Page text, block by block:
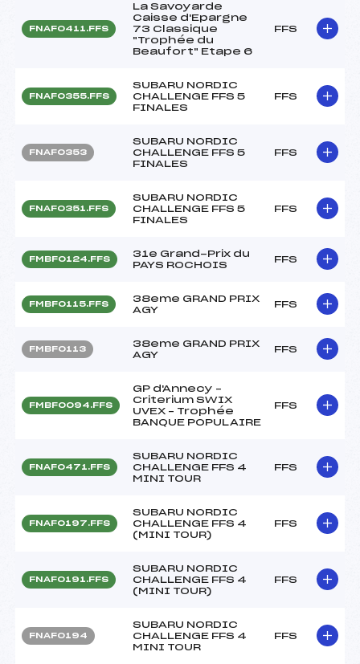
FNAF0411.FFS
La Savoyarde
Caisse d'Epargne
73 Classique
"Trophée du
Beaufort" Etape 6
FFS
FNAF0355.FFS
SUBARU NORDIC
CHALLENGE FFS 5
FINALES
FFS
FNAF0353
SUBARU NORDIC
CHALLENGE FFS 5
FINALES
FFS
FNAF0351.FFS
SUBARU NORDIC
CHALLENGE FFS 5
FINALES
FFS
FMBF0124.FFS
31e Grand-Prix du
PAYS ROCHOIS
FFS
FMBF0115.FFS
38eme GRAND PRIX
AGY
FFS
FMBF0113
38eme GRAND PRIX
AGY
FFS
FMBF0094.FFS
GP d'Annecy –
Criterium SWIX
UVEX – Trophée
BANQUE POPULAIRE
FFS
FNAF0471.FFS
SUBARU NORDIC
CHALLENGE FFS 4
MINI TOUR
FFS
FNAF0197.FFS
SUBARU NORDIC
CHALLENGE FFS 4
(MINI TOUR)
FFS
FNAF0191.FFS
SUBARU NORDIC
CHALLENGE FFS 4
(MINI TOUR)
FFS
FNAF0194
SUBARU NORDIC
CHALLENGE FFS 4
MINI TOUR
FFS